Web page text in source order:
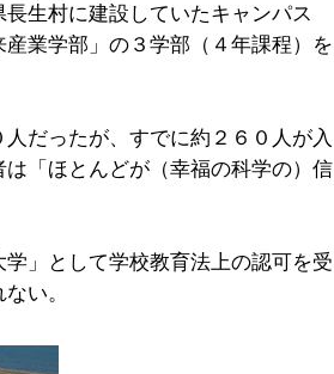
生村に建設していたキャンパス
業学部」の３学部（４年課程）を
だったが、すでに約２６０人が入
「ほとんどが（幸福の科学の）信
」として学校教育法上の認可を受
い。